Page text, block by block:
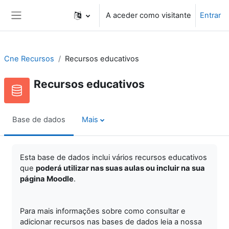
A aceder como visitante Entrar
Cne Recursos Recursos educativos
Recursos educativos
Base de dados Mais
Esta base de dados inclui vários recursos educativos
que poderá utilizar nas suas aulas ou incluir na sua
página Moodle.
Para mais informações sobre como consultar e
adicionar recursos nas bases de dados leia a nossa